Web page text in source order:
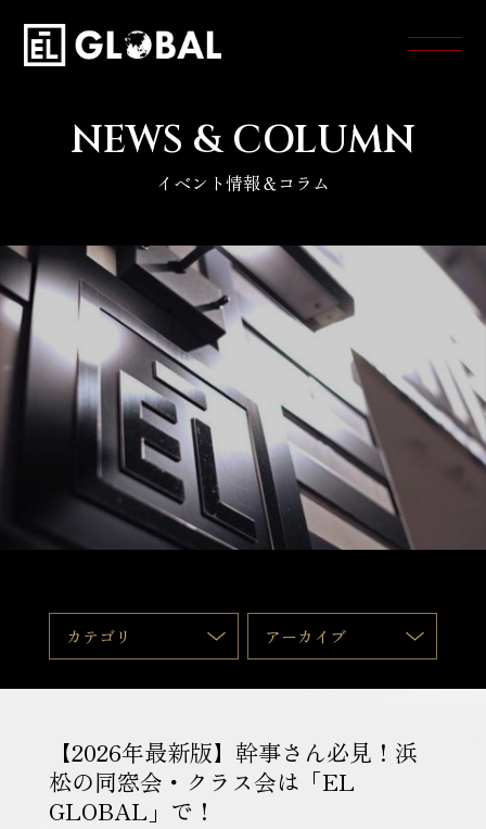
NEWS & COLUMN
イベント情報＆コラム
カテゴリ アーカイブ
【2026年最新版】幹事さん必見！浜
松の同窓会・クラス会は「EL
GLOBAL」で！